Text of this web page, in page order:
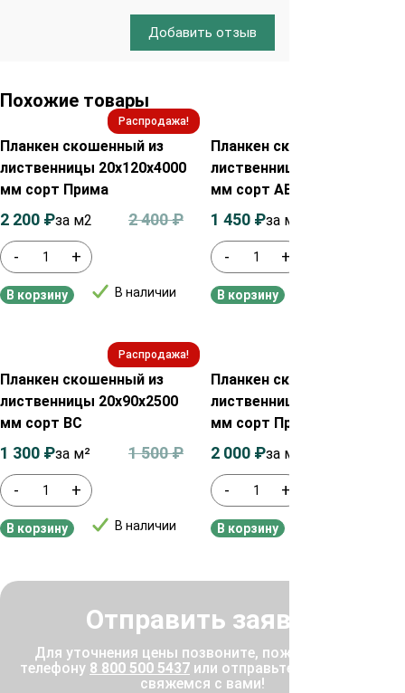
Добавить отзыв
Похожие товары
Распродажа!
Планкен скошенный из
лиственницы 20х120х4000
мм сорт Прима
- +
В наличии
2 400₽
2 200 ₽за м2
В корзину
Планкен скошенный из
лиственницы 20х90х2500
мм сорт АВ
- +
1 450 ₽за м²
В корзину
Распродажа!
Планкен скошенный из
лиственницы 20х90х2500
мм сорт ВС
- +
В наличии
1 500₽
1 300 ₽за м²
В корзину
Планкен скошенный из
лиственницы 20х90х2500
мм сорт Прима
- +
2 000 ₽за м²
В корзину
Отправить заявку
Для уточнения цены позвоните, пожалуйста, по
телефону 8 800 500 5437 или отправьте заявку, и мы
свяжемся с вами!